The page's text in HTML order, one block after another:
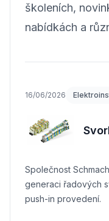
školeních,
nabídkách a
16/06/2026
Společnost
generaci řadových
push-in provedení.